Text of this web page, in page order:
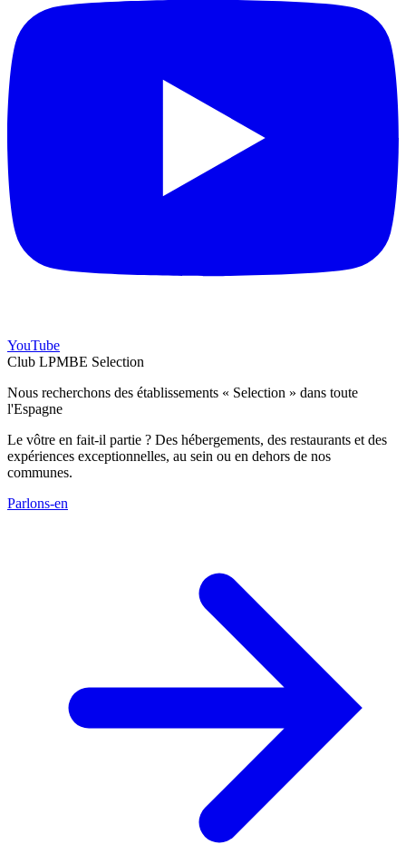
YouTube
Club LPMBE Selection
Nous recherchons des établissements « Selection » dans toute
l'Espagne
Le vôtre en fait-il partie ? Des hébergements, des restaurants et des
expériences exceptionnelles, au sein ou en dehors de nos
communes.
Parlons-en